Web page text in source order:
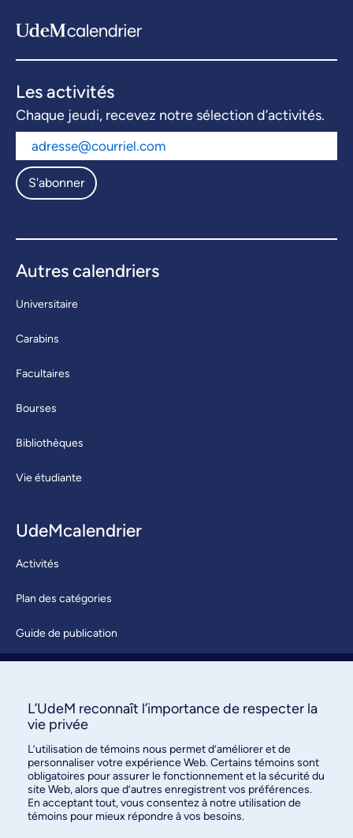
Les activités
Chaque jeudi, recevez notre sélection d’activités.
S'abonner
Autres calendriers
Universitaire
Carabins
Facultaires
Bourses
Bibliothèques
Vie étudiante
UdeMcalendrier
Activités
Plan des catégories
Guide de publication
À propos / Nous joindre
Bureau des communications et
L’UdeM reconnaît l’importance de respecter la
vie privée
L’utilisation de témoins nous permet d’améliorer et de
personnaliser votre expérience Web. Certains témoins sont
obligatoires pour assurer le fonctionnement et la sécurité du
site Web, alors que d’autres enregistrent vos préférences.
En acceptant tout, vous consentez à notre utilisation de
témoins pour mieux répondre à vos besoins.